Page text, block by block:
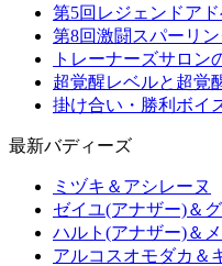
第5回レジェンドア
第8回激闘スパーリン
トレーナーズサロン
超覚醒レベルと超覚
掛け合い・勝利ボイ
最新バディーズ
ミヅキ＆アシレーヌ
ゼイユ(アナザー)＆
ハルト(アナザー)＆
アルコスオモダカ＆